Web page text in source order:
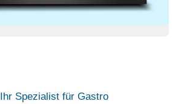
Ihr Spezialist für Gastro